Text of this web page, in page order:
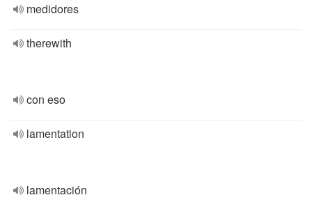
medidores
therewith
con eso
lamentation
lamentación